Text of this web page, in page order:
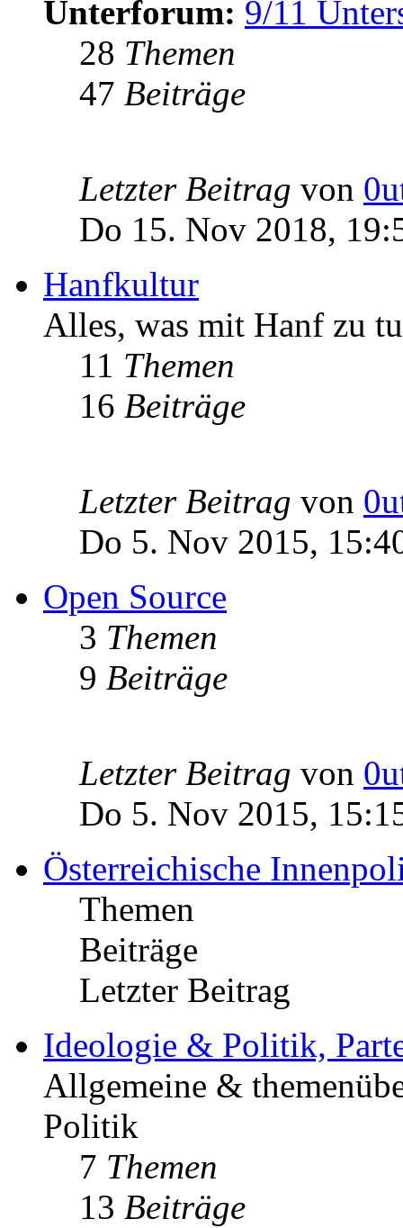
Unterforum: 9/11
28 Themen
47 Beiträge
Letzter Beitrag von
Do 15. Nov 2018,
Hanfkultur
Alles, was mit Hanf zu
11 Themen
16 Beiträge
Letzter Beitrag von
Do 5. Nov 2015,
Open Source
3 Themen
9 Beiträge
Letzter Beitrag von
Do 5. Nov 2015,
Österreichische
Themen
Beiträge
Letzter Beitrag
Ideologie & Politik,
Allgemeine &
Politik
7 Themen
13 Beiträge